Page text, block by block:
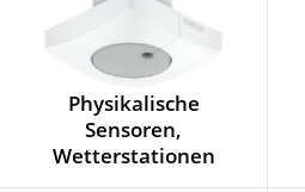
Physikalische
Sensoren,
Wetterstationen